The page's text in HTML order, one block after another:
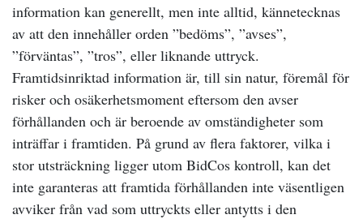
information kan generellt, men inte alltid, kännetecknas
av att den innehåller orden ”bedöms”, ”avses”,
”förväntas”, ”tros”, eller liknande uttryck.
Framtidsinriktad information är, till sin natur, föremål för
risker och osäkerhetsmoment eftersom den avser
förhållanden och är beroende av omständigheter som
inträffar i framtiden. På grund av flera faktorer, vilka i
stor utsträckning ligger utom BidCos kontroll, kan det
inte garanteras att framtida förhållanden inte väsentligen
avviker från vad som uttryckts eller antytts i den